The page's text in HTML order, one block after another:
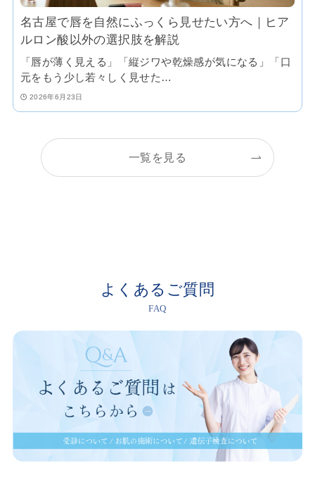
名古屋で唇を自然にふっくら見せたい方へ｜ヒア
ルロン酸以外の選択肢を解説
「唇が薄く見える」「縦ジワや乾燥感が気になる」「口
元をもう少し若々しく見せた…
2026年6月23日
一覧を見る
よくあるご質問
FAQ